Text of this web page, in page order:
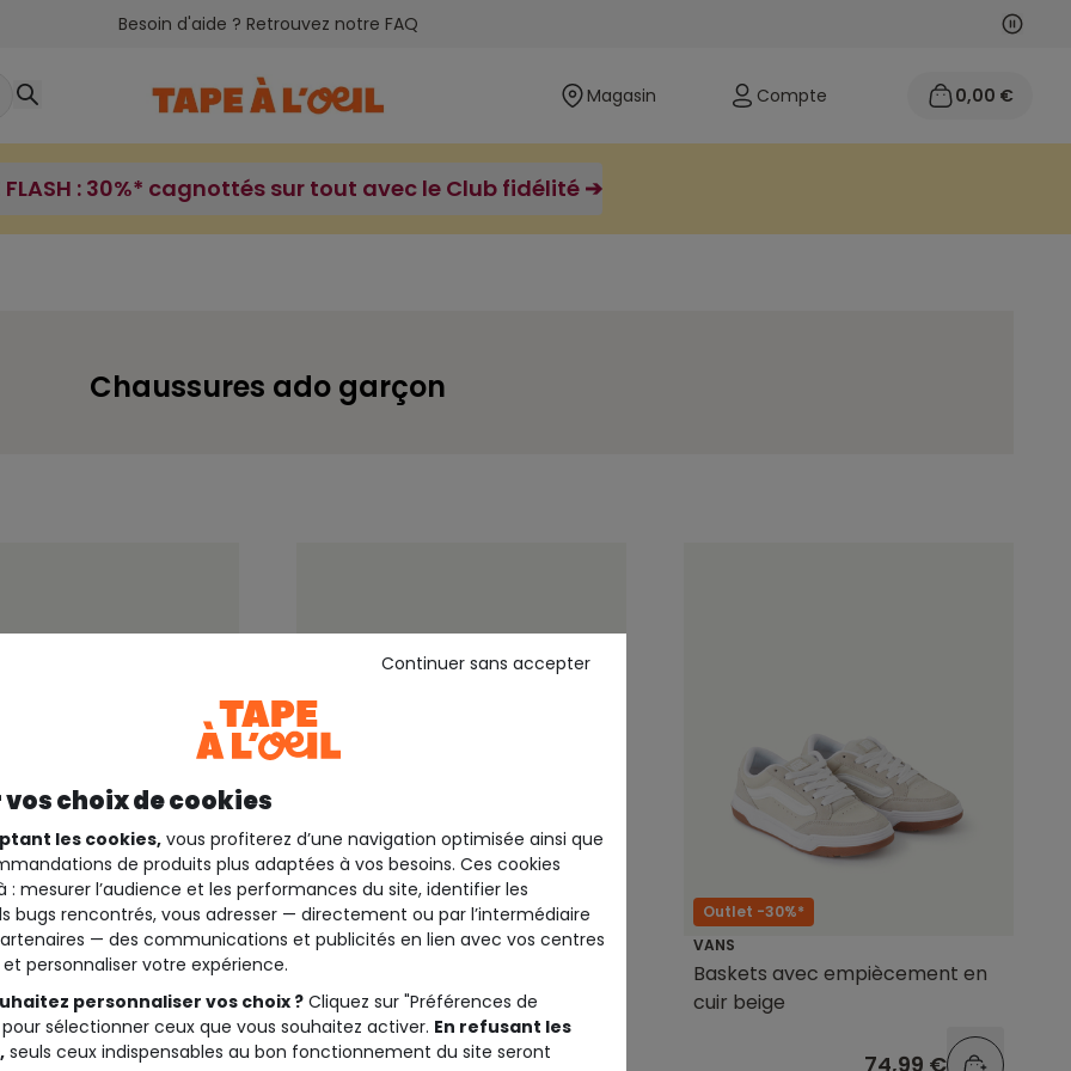
Besoin d'aide ? Retrouvez notre FAQ
Magasin Compte 0,00 €
FLASH : 30%* cagnottés sur tout avec le Club fidélité ➔
Chaussures ado garçon
avec
en cuir
74,99 €
Outlet -30%*
VANS
74,99 €
Outlet -30%*
VANS
Baskets avec empiècement en
cuir beige
74,99 €
vos choix de cookies
les cookies, vous profiterez d’une navigation optimisée ainsi que
de produits plus adaptées à vos besoins. Ces cookies
: mesurer l’audience et les performances du site, identifier les
bugs rencontrés, vous adresser — directement ou par l’intermédiaire
— des communications et publicités en lien avec vos centres
et personnaliser votre expérience.
personnaliser vos choix ? Cliquez sur "Préférences de
sélectionner ceux que vous souhaitez activer. En refusant les
seuls ceux indispensables au bon fonctionnement du site seront
Continuer sans accepter